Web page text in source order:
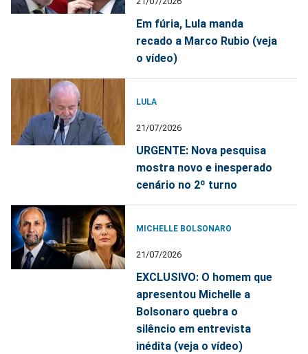
Em fúria, Lula manda
recado a Marco Rubio (veja
o vídeo)
LULA
21/07/2026
URGENTE: Nova pesquisa
mostra novo e inesperado
cenário no 2º turno
MICHELLE BOLSONARO
21/07/2026
EXCLUSIVO: O homem que
apresentou Michelle a
Bolsonaro quebra o
silêncio em entrevista
inédita (veja o vídeo)